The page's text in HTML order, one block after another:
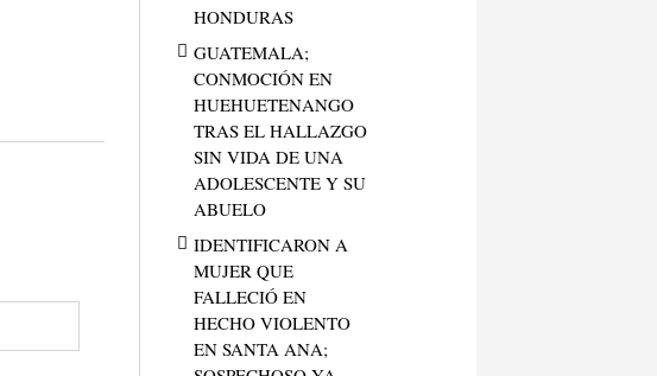
HONDURAS
GUATEMALA;
CONMOCIÓN EN
HUEHUETENANGO
TRAS EL HALLAZGO
SIN VIDA DE UNA
ADOLESCENTE Y SU
ABUELO
IDENTIFICARON A
MUJER QUE
FALLECIÓ EN
HECHO VIOLENTO
EN SANTA ANA;